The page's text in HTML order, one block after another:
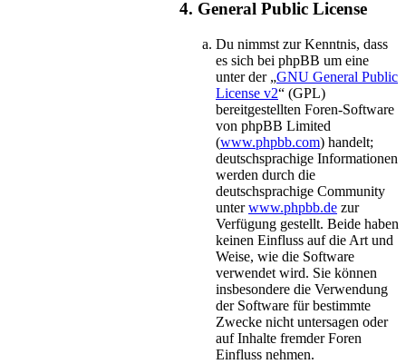
4. General Public License
Du nimmst zur Kenntnis, dass
es sich bei phpBB um eine
unter der „GNU General Public
License v2“ (GPL)
bereitgestellten Foren-Software
von phpBB Limited
(www.phpbb.com) handelt;
deutschsprachige Informationen
werden durch die
deutschsprachige Community
unterwww.phpbb.de zur
Verfügung gestellt. Beide haben
keinen Einfluss auf die Art und
Weise, wie die Software
verwendet wird. Sie können
insbesondere die Verwendung
der Software für bestimmte
Zwecke nicht untersagen oder
auf Inhalte fremder Foren
Einfluss nehmen.